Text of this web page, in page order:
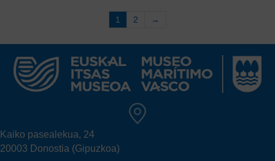
1 2 →
Kaiko pasealekua, 24
20003 Donostia (Gipuzkoa)